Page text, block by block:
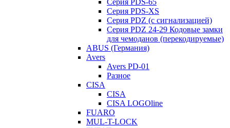
Серия PDS-65
Серия PDS-XS
Серия PDZ (с сигнализацией)
Серия PDZ 24-29 Кодовые замки
для чемоданов (перекодируемые)
ABUS (Германия)
Avers
Avers PD-01
Разное
CISA
CISA
CISA LOGOline
FUARO
MUL-T-LOCK